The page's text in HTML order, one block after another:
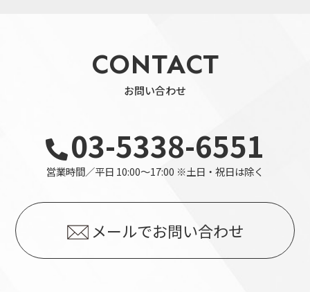
CONTACT
お問い合わせ
03-5338-6551
営業時間／平日 10:00～17:00 ※土日・祝日は除く
メールでお問い合わせ